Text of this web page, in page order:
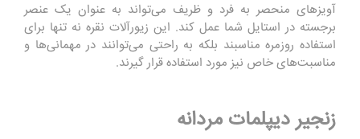
آویزهای منحصر به فرد و ظریف می‌تواند به عنوان یک عنصر
برجسته در استایل شما عمل کند. این زیورآلات نقره نه تنها برای
استفاده روزمره مناسبند بلکه به راحتی می‌توانند در مهمانی‌ها و
مناسبت‌های خاص نیز مورد استفاده قرار گیرند.
زنجیر دیپلمات مردانه